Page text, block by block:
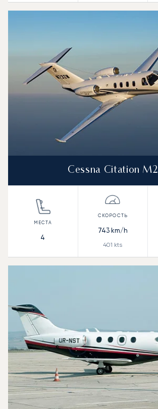
Cessna Citation M2
4
743km/h
401 kts